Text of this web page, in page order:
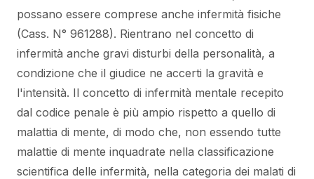
possano essere comprese anche infermità fisiche
(Cass. N° 961288). Rientrano nel concetto di
infermità anche gravi disturbi della personalità, a
condizione che il giudice ne accerti la gravità e
l'intensità. Il concetto di infermità mentale recepito
dal codice penale è più ampio rispetto a quello di
malattia di mente, di modo che, non essendo tutte
malattie di mente inquadrate nella classificazione
scientifica delle infermità, nella categoria dei malati di